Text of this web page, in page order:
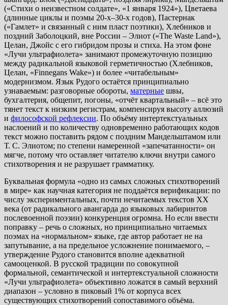
(«Стихи о неизвестном солдате», «1 января 1924»), Цветаева
(длинные циклы и поэмы 20-х–30-х годов), Пастернак
(«Гамлет» и связанный с ним пласт поэтики), Хлебников и
поздний Заболоцкий, вне России – Элиот («The Waste Land»),
Целан, Джойс с его гибридом прозы и стиха. На этом фоне
«Лучи ультрафиолета» занимают промежуточную позицию
между радикальной языковой герметичностью (Хлебников,
Целан, «Finnegans Wake») и более «читабельным»
модернизмом. Язык Рудого остаётся принципиально
узнаваемым: разговорные обороты, матерные швы,
бухгалтерия, общепит, погоны, «отчёт квартальный» – всё это
тянет текст к низким регистрам, компенсируя высоту аллюзий
и философской рефлексии. По объёму интертекстуальных
наслоений и по количеству одновременно работающих кодов
текст можно поставить рядом с поздним Мандельштамом или
Т. С. Элиотом; по степени намеренной «запечатанности» он
мягче, потому что оставляет читателю ключи внутри самого
стихотворения и не разрушает грамматику.
Буквальная формула «одно из самых сложных стихотворений
в мире» как научная категория не поддаётся верификации: по
числу экспериментальных, почти нечитаемых текстов XX
века (от радикального авангарда до языковых лабиринтов
послевоенной поэзии) конкуренция огромна. Но если ввести
поправку – речь о сложных, но принципиально читаемых
поэмах на «нормальном» языке, где автор работает не на
запутывание, а на предельное усложнение понимаемого, –
утверждение Рудого становится вполне адекватной
самооценкой. В русской традиции по совокупной
формальной, семантической и интертекстуальной сложности
«Лучи ультрафиолета» объективно ложатся в самый верхний
диапазон – условно в пиковый 1% от корпуса всех
существующих стихотворений сопоставимого объёма.